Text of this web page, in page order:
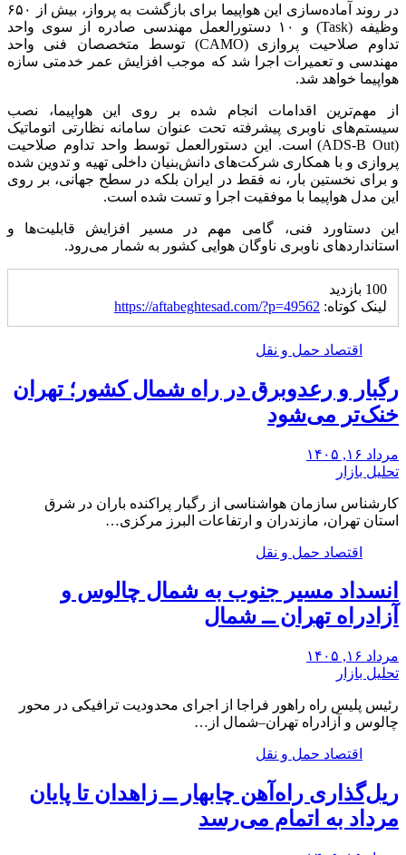
در روند آماده‌سازی این هواپیما برای بازگشت به پرواز، بیش از ۶۵۰
وظیفه (Task) و ۱۰ دستورالعمل مهندسی صادره از سوی واحد
تداوم صلاحیت پروازی (CAMO) توسط متخصصان فنی واحد
مهندسی و تعمیرات اجرا شد که موجب افزایش عمر خدمتی سازه
هواپیما خواهد شد.
از مهم‌ترین اقدامات انجام شده بر روی این هواپیما، نصب
سیستم‌های ناوبری پیشرفته تحت عنوان سامانه نظارتی اتوماتیک
(ADS-B Out) است. این دستورالعمل توسط واحد تداوم صلاحیت
پروازی و با همکاری شرکت‌های دانش‌بنیان داخلی تهیه و تدوین شده
و برای نخستین بار، نه فقط در ایران بلکه در سطح جهانی، بر روی
این مدل هواپیما با موفقیت اجرا و تست شده است.
این دستاورد فنی، گامی مهم در مسیر افزایش قابلیت‌ها و
استانداردهای ناوبری ناوگان هوایی کشور به شمار می‌رود.
100 بازدید
لینک کوتاه: https://aftabeghtesad.com/?p=49562
اقتصاد حمل و نقل
رگبار و رعدوبرق در راه شمال کشور؛ تهران
خنک‌تر می‌شود
مرداد ۱۶, ۱۴۰۵
تحلیل بازار
کارشناس سازمان هواشناسی از رگبار پراکنده باران در شرق
استان تهران، مازندران و ارتفاعات البرز مرکزی…
اقتصاد حمل و نقل
انسداد مسیر جنوب به شمال چالوس و
آزادراه تهران ــ شمال
مرداد ۱۶, ۱۴۰۵
تحلیل بازار
رئیس پلیس راه راهور فراجا از اجرای محدودیت ترافیکی در محور
چالوس و آزادراه تهران–شمال از…
اقتصاد حمل و نقل
ریل‌گذاری راه‌آهن چابهار ــ زاهدان تا پایان
مرداد به اتمام می‌رسد